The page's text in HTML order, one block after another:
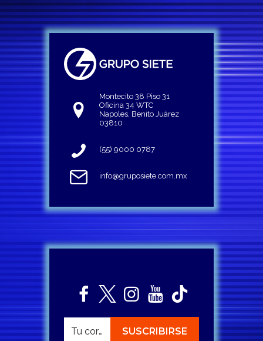
Montecito 38 Piso 31
Oficina 34 WTC
Napoles, Benito Juárez
03810
(55) 9000 0787
info@gruposiete.com.mx